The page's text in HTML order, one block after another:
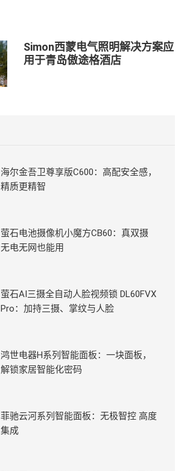
Simon西蒙电气照明解决方案应
用于青岛傲途格酒店
海尔金吾卫尊享版C600：高配安全感，
精质更精智
萤石电池摄像机小魔方CB60：真双摄
无电无网也能用
萤石AI三摄全自动人脸视频锁 DL60FVX
Pro：加持三摄、掌纹与人脸
鸿世电器H系列智能面板：一块面板，
解锁家居智能化密码
菲驰云河系列智能面板：无极智控 高度
集成